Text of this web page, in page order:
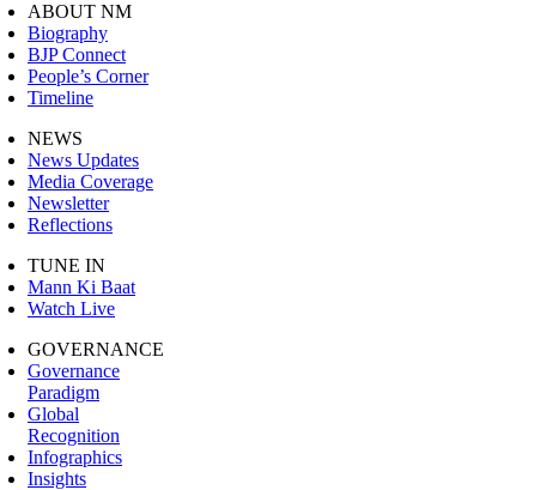
ABOUT NM
Biography
BJP Connect
People’s Corner
Timeline
NEWS
News Updates
Media Coverage
Newsletter
Reflections
TUNE IN
Mann Ki Baat
Watch Live
GOVERNANCE
Governance
Paradigm
Global
Recognition
Infographics
Insights